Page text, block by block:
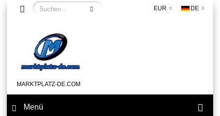
EUR DE
MARKTPLATZ-DE.COM
Menü